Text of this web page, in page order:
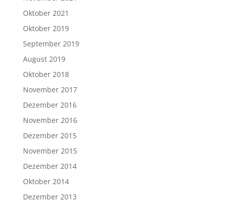
Oktober 2021
Oktober 2019
September 2019
August 2019
Oktober 2018
November 2017
Dezember 2016
November 2016
Dezember 2015
November 2015
Dezember 2014
Oktober 2014
Dezember 2013